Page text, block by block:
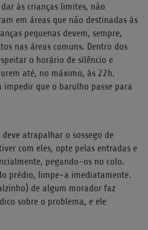
às crianças limites, não
em áreas que não destinadas às
pequenas devem, sempre,
nas áreas comuns. Dentro dos
o horário de silêncio e
até, no máximo, às 22h.
impedir que o barulho passe para
atrapalhar o sossego de
com eles, opte pelas entradas e
pegando-os no colo.
prédio, limpe-a imediatamente.
de algum morador faz
sobre o problema, e ele